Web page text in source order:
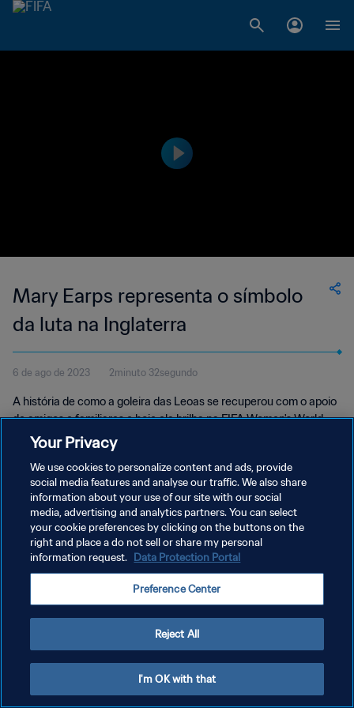
Mary Earps representa o símbolo
da luta na Inglaterra
6 de ago de 2023 2minuto 32segundo
A história de como a goleira das Leoas se recuperou com o apoio
de amigos e familiares e hoje ela brilha na FIFA Women's World
Cup™.
POLÍTICA DE PRIVACIDADE
TERMOS DE SERVIÇO
ADMINISTRAR AS PREFERÊNCIAS DE COOKIES
Your Privacy
We use cookies to personalize content and ads, provide
social media features and analyse our traffic. We also share
information about your use of our site with our social
media, advertising and analytics partners. You can select
your cookie preferences by clicking on the buttons on the
right and place a do not sell or share my personal
information request. Data Protection Portal
Preference Center
Reject All
I'm OK with that